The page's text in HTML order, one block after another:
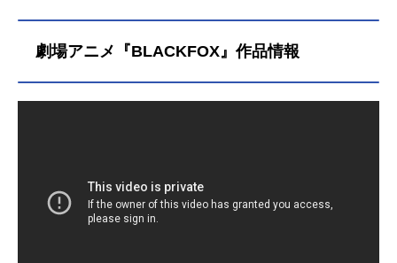
劇場アニメ『BLACKFOX』作品情報